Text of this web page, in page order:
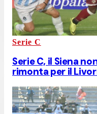
Serie C
Serie C, il Siena
rimonta per il